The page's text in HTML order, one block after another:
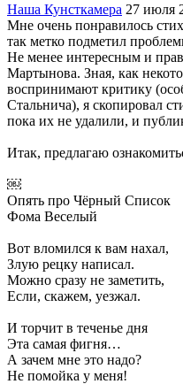
Наша Кунсткамера 27 июля
Мне очень понравилось
так метко подметил
Не менее интересным и
Мартынова. Зная, как
воспринимают критику
Стальнича), я скопировал
пока их не удалили, и
Итак, предлагаю
￼
Опять про Чёрный Список
Фома Веселый
Вот вломился к вам нахал,
Злую рецку написал.
Можно сразу не заметить,
Если, скажем, уезжал.
И торчит в теченье дня
Эта самая фигня…
А зачем мне это надо?
Не помойка у меня!